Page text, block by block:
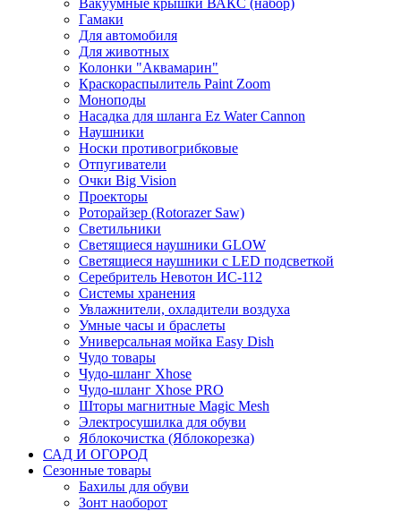
Вакуумные крышки ВАКС (набор)
Гамаки
Для автомобиля
Для животных
Колонки "Аквамарин"
Краскораспылитель Paint Zoom
Моноподы
Насадка для шланга Ez Water Cannon
Наушники
Носки противогрибковые
Отпугиватели
Очки Big Vision
Проекторы
Роторайзер (Rotorazer Saw)
Светильники
Светящиеся наушники GLOW
Светящиеся наушники с LED подсветкой
Серебритель Невотон ИС-112
Системы хранения
Увлажнители, охладители воздуха
Умные часы и браслеты
Универсальная мойка Easy Dish
Чудо товары
Чудо-шланг Xhose
Чудо-шланг Xhose PRO
Шторы магнитные Magic Mesh
Электросушилка для обуви
Яблокочистка (Яблокорезка)
САД И ОГОРОД
Сезонные товары
Бахилы для обуви
Зонт наоборот